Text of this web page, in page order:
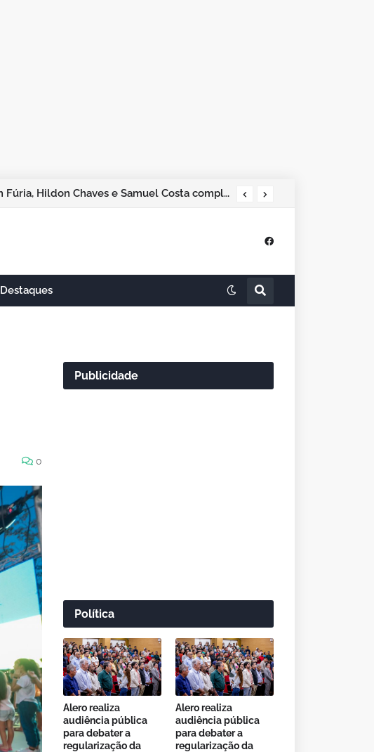
Pesquisa Phoenix aponta Marcos Rogério na liderança; Adailton Fúria, Hildon Chaves e Samuel Costa completam os quatro primeiros
Destaques
0
Publicidade
Política
Alero realiza
audiência pública
para debater a
regularização da
Alero realiza
audiência pública
para debater a
regularização da